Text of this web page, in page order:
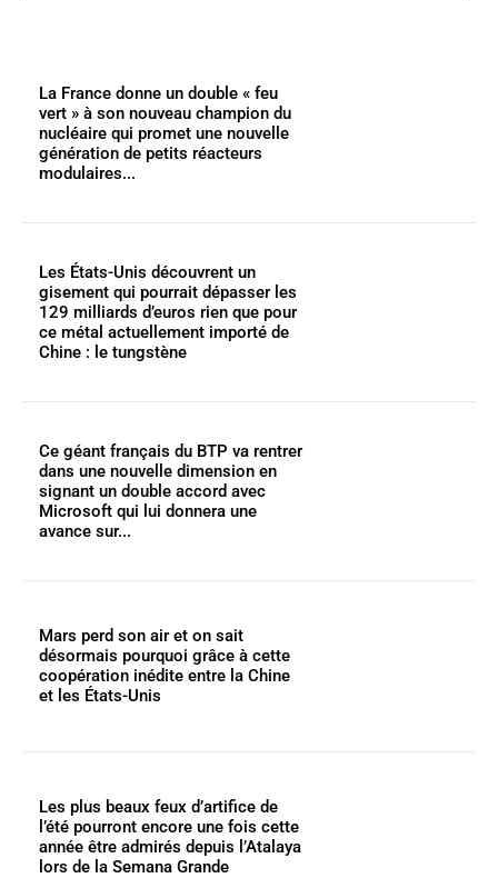
La France donne un double « feu
vert » à son nouveau champion du
nucléaire qui promet une nouvelle
génération de petits réacteurs
modulaires...
Les États-Unis découvrent un
gisement qui pourrait dépasser les
129 milliards d’euros rien que pour
ce métal actuellement importé de
Chine : le tungstène
Ce géant français du BTP va rentrer
dans une nouvelle dimension en
signant un double accord avec
Microsoft qui lui donnera une
avance sur...
Mars perd son air et on sait
désormais pourquoi grâce à cette
coopération inédite entre la Chine
et les États-Unis
Les plus beaux feux d’artifice de
l’été pourront encore une fois cette
année être admirés depuis l’Atalaya
lors de la Semana Grande